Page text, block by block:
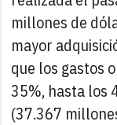
millones de
mayor
que los gastos
35%, hasta los
(37.367